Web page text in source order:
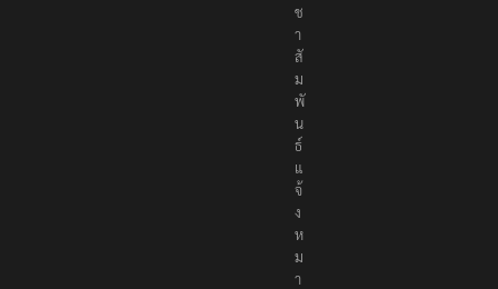
ะ
ช
า
สั
ม
พั
น
ธ์
แ
จ้
ง
ห
ม